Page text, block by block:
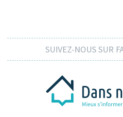
SUIVEZ-NOUS SUR